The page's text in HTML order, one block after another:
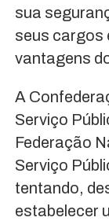
sua
seus cargos
vantagens
A
Serviço
Federação
Serviço
tentando,
estabelecer